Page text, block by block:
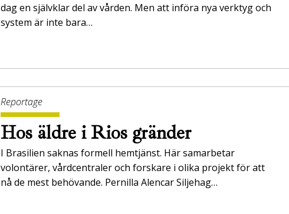
dag en självklar del av vården. Men att införa nya verktyg och
system är inte bara…
Reportage
Hos äldre i Rios gränder
I Brasilien saknas formell hemtjänst. Här samarbetar
volontärer,­ ­vård­centraler och forskare i olika projekt för att
nå de mest behövande. ­Pernilla Alencar Siljehag…